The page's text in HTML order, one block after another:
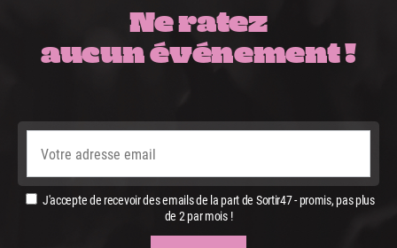
Ne ratez
aucun événement !
J'accepte de recevoir des emails de la part de Sortir47 - promis, pas plus
de 2 par mois !